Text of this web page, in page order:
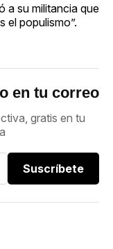
a su militancia que
el populismo”.
en tu correo
gratis en tu
Suscríbete